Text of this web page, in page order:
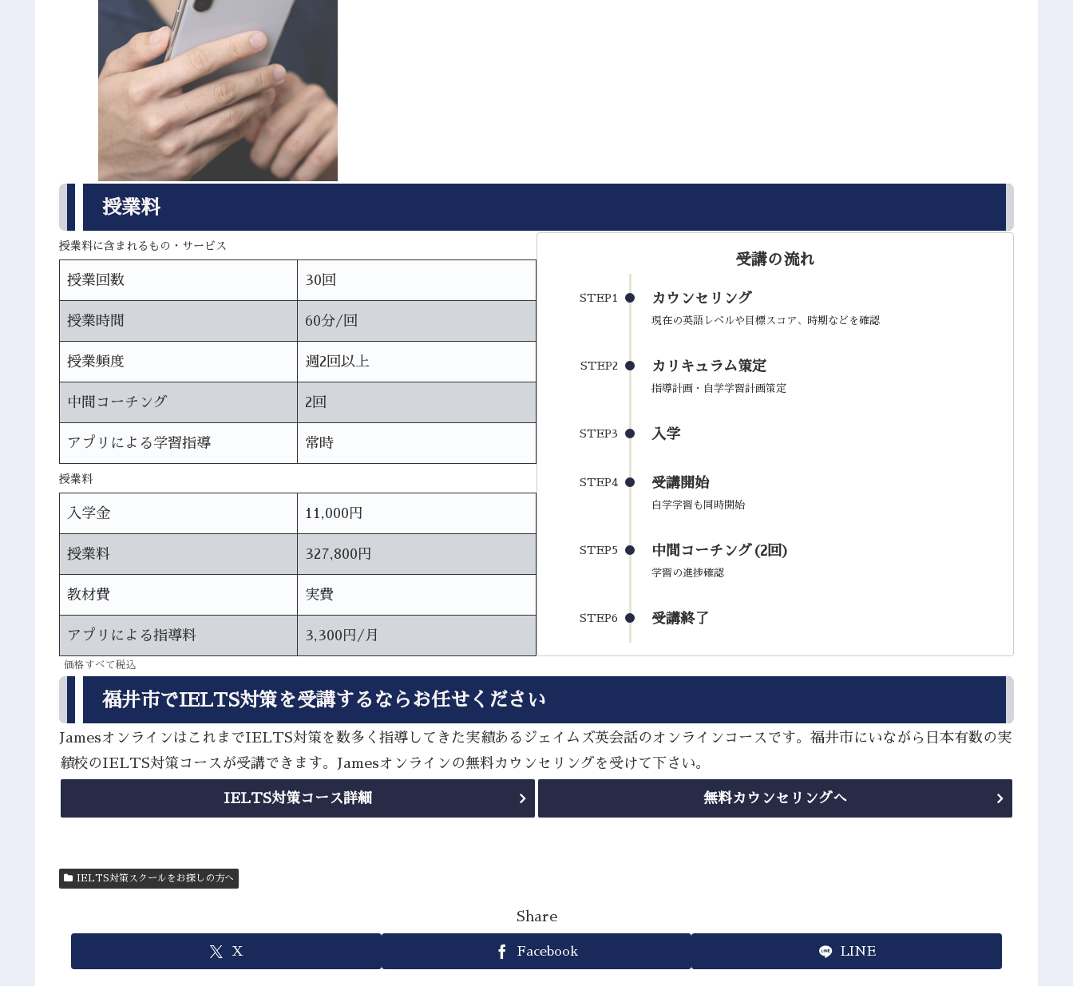
授業料
授業料に含まれるもの・サービス
授業回数 30回
授業時間 60分/回
授業頻度 週2回以上
中間コーチング 2回
アプリによる学習指導 常時
授業料
入学金 11,000円
授業料 327,800円
教材費 実費
アプリによる指導料 3,300円/月
価格すべて税込
受講の流れ
STEP1 カウンセリング
現在の英語レベルや目標スコア、時期などを確認
STEP2 カリキュラム策定
指導計画・自学学習計画策定
STEP3 入学
STEP4 受講開始
自学学習も同時開始
STEP5 中間コーチング(2回)
学習の進捗確認
STEP6 受講終了
福井市でIELTS対策を受講するならお任せください
JamesオンラインはこれまでIELTS対策を数多く指導してきた実績あるジェイムズ英会話のオンラインコースです。福井市にいながら日本有数の実
績校のIELTS対策コースが受講できます。Jamesオンラインの無料カウンセリングを受けて下さい。
IELTS対策コース詳細 無料カウンセリングへ
IELTS対策スクールをお探しの方へ
Share
X Facebook LINE